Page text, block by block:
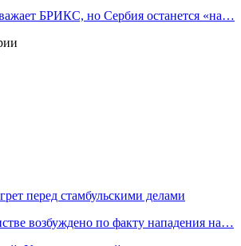
БРИКС, но Сербия останется «на…
перед стамбульскими делами
возбуждено по факту нападения на…